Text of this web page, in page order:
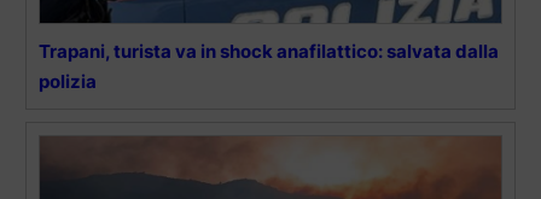
Trapani, turista va in shock anafilattico: salvata dalla
polizia